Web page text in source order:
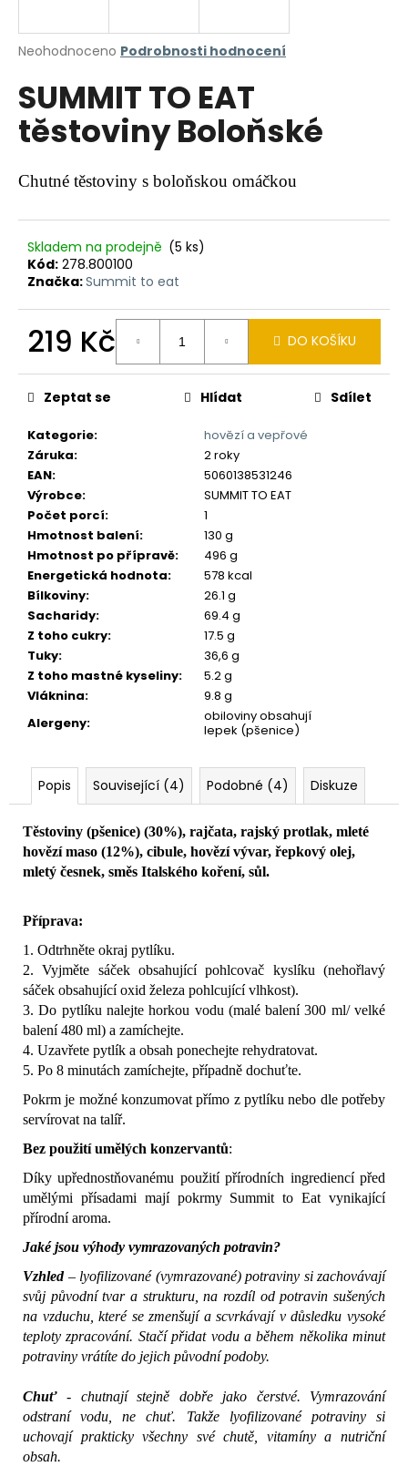
Průměrné
produktu
je
0,0
z
hvězdiček.
Neohodnoceno Podrobnosti hodnocení
SUMMIT TO EAT
těstoviny Boloňské
Chutné těstoviny s boloňskou omáčkou
Skladem na prodejně (5 ks)
Kód: 278.800100
Značka:Summit to eat
219 Kč
cena:
DO KOŠÍKU
Kategorie:
hovězí a vepřové
Záruka:
2 roky
EAN:
5060138531246
Výrobce:
SUMMIT TO EAT
Počet porcí:
1
Hmotnost balení:
130 g
Hmotnost po přípravě:
496 g
Energetická hodnota:
578 kcal
Bílkoviny:
26.1 g
Sacharidy:
69.4 g
Z toho cukry:
17.5 g
Tuky:
36,6 g
Z toho mastné kyseliny:
5.2 g
Vláknina:
9.8 g
Alergeny:
obiloviny obsahují
lepek (pšenice)
Zeptat se Hlídat Sdílet
Popis Související (4) Podobné (4) Diskuze
Těstoviny (pšenice) (30%), rajčata, rajský protlak, mleté
hovězí maso (12%), cibule, hovězí vývar, řepkový olej,
mletý česnek, směs Italského koření, sůl.
Příprava:
1. Odtrhněte okraj pytlíku.
2. Vyjměte sáček obsahující pohlcovač kyslíku (nehořlavý
sáček obsahující oxid železa pohlcující vlhkost).
3. Do pytlíku nalejte horkou vodu (malé balení 300 ml/ velké
balení 480 ml) a zamíchejte.
4. Uzavřete pytlík a obsah ponechejte rehydratovat.
5. Po 8 minutách zamíchejte, případně dochuťte.
Pokrm je možné konzumovat přímo z pytlíku nebo dle potřeby
servírovat na talíř.
Bez použití umělých konzervantů:
Díky upřednostňovanému použití přírodních ingrediencí před
umělými přísadami mají pokrmy Summit to Eat vynikající
přírodní aroma.
Jaké jsou výhody vymrazovaných potravin?
Vzhled– lyofilizované (vymrazované) potraviny si zachovávají
svůj původní tvar a strukturu, na rozdíl od potravin sušených
na vzduchu, které se zmenšují a scvrkávají v důsledku vysoké
teploty zpracování. Stačí přidat vodu a během několika minut
potraviny vrátíte do jejich původní podoby.
Chuť - chutnají stejně dobře jako čerstvé. Vymrazování
odstraní vodu, ne chuť. Takže lyofilizované potraviny si
uchovají prakticky všechny své chutě, vitamíny a nutriční
obsah.
j
t
?
D
o
p
o
r
u
u
e
m
e